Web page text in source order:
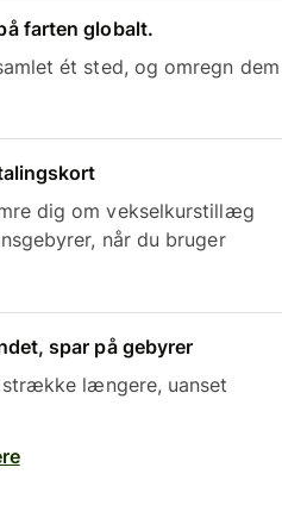
farten globalt.
ét sted, og omregn dem
dig om vekselkurstillæg
når du bruger
spar på gebyrer
længere, uanset